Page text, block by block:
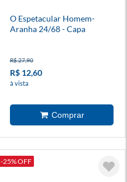
O Espetacular Homem-
Aranha 24/68 - Capa
R$ 27,90
R$ 12,60
à vista
-25% OFF